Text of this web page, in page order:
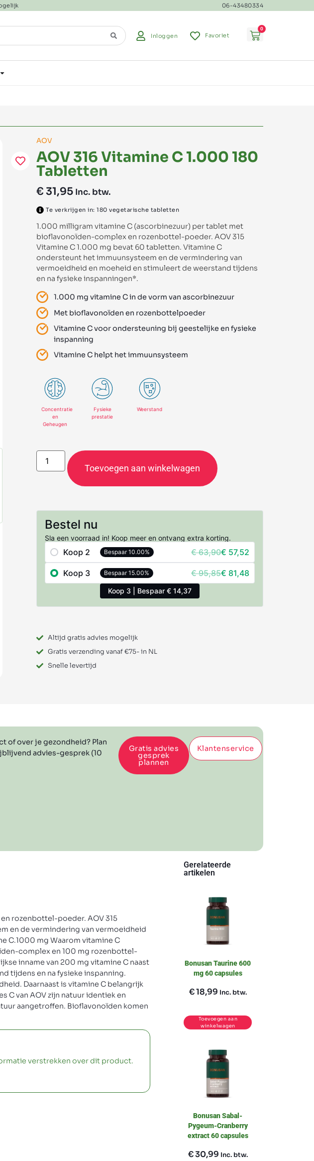
06-43480334
Inloggen Favoriet
0
AOV
AOV 316 Vitamine C 1.000 180
Tabletten
€ 31,95 Inc. btw.
Te verkrijgen in: 180 vegetarische tabletten
1.000 milligram vitamine C (ascorbinezuur) per tablet met
bioflavonoïden-complex en rozenbottel-poeder. AOV 315
Vitamine C 1.000 mg bevat 60 tabletten. Vitamine C
ondersteunt het immuunsysteem en de vermindering van
vermoeidheid en moeheid en stimuleert de weerstand tijdens
en na fysieke inspanningen*.
1.000 mg vitamine C in de vorm van ascorbinezuur
Met bioflavonoïden en rozenbottelpoeder
Vitamine C voor ondersteuning bij geestelijke en fysieke
inspanning
Vitamine C helpt het immuunsysteem
Concentratie
en
Geheugen
Fysieke
prestatie
Weerstand
Toevoegen aan winkelwagen
Bestel nu
Sla een voorraad in! Koop meer en ontvang extra korting.
Koop 2 Bespaar 10.00% €63,90€ 57,52
Koop 3 Bespaar 15.00% €95,85€ 81,48
Koop 3 | Bespaar € 14,37
Altijd gratis advies mogelijk
Gratis verzending vanaf €75- in NL
Snelle levertijd
of over je gezondheid? Plan
advies-gesprek (10
Gratis advies
gesprek
plannen
Klantenservice
rozenbottel-poeder. AOV 315
en de vermindering van vermoeidheid
C.1000 mg Waarom vitamine C
complex en 100 mg rozenbottel-
inname van 200 mg vitamine C naast
tijdens en na fysieke inspanning.
Daarnaast is vitamine C belangrijk
C van AOV zijn natuur identiek en
aangetroffen. Bioflavonoïden komen
verstrekken over dit product.
Gerelateerde
artikelen
Bonusan Taurine 600
mg 60 capsules
€18,99 Inc. btw.
Toevoegen aan
winkelwagen
Bonusan Sabal-
Pygeum-Cranberry
extract 60 capsules
€30,99 Inc. btw.